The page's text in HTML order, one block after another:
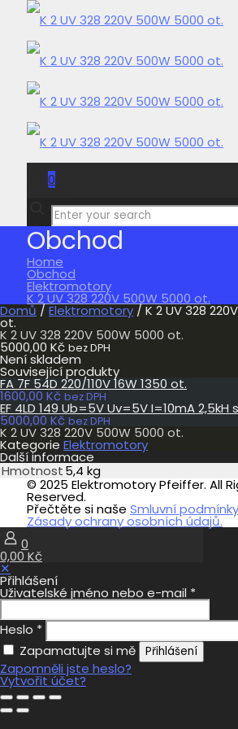
0
0,00 Kč
Obchod
Home
Obchod
Elektromotory
K 2 UV 328 220V 500W 5000 ot.
Domů / Elektromotory / K 2 UV 328
ot.
K 2 UV 328 220V 500W 5000 ot.
5000,00 Kč bez DPH
Není skladem
Související produkty
FA 7F 54D 220/110V 16W 1350 ot.
1600,00 Kč bez DPH
EF 4LD 149 Ub=5V Uv=5V I=10mA 2,5kH
5000,00 Kč bez DPH
K 2 UV 328 220V 500W 5000 ot.
Kategorie Elektromotory
Další informace
Hmotnost5,4 kg
© 2025 Elektromotory Pfeiffer. All
Reserved.
Přečtěte si naše Smluvní podmínky
Zásady ochrany osobních údajů.
0
0,00 Kč
✕
Přihlášení
Uživatelské jméno nebo e-mail *
Heslo *
Zapamatujte si mě
Přihlášení
Zapomněli jste heslo?
Vytvořit účet?